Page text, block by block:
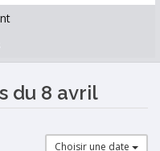
du 8 avril
Choisir une date